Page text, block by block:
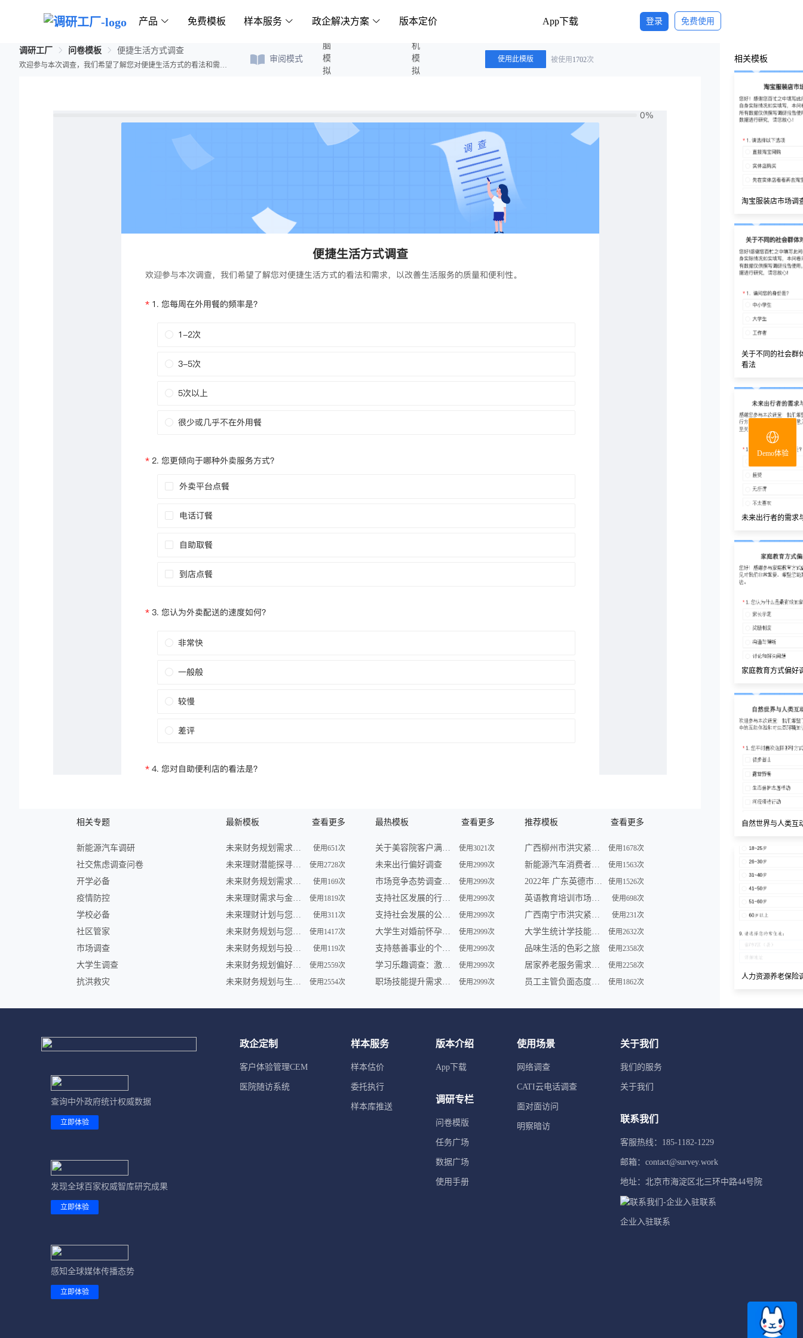
产品 免费模板 样本服务 政企解决方案 版本定价 App下载 登录 免费使用
调研工厂 问卷模板 便捷生活方式调查
欢迎参与本次调查，我们希望了解您对便捷生活方式的看法和需求，以改善生活服务的质量和便利性。
审阅模式
电脑模拟答题 手机模拟答题
使用此模版 被使用 1702次
相关专题
新能源汽车调研
社交焦虑调查问卷
开学必备
疫情防控
学校必备
社区管家
市场调查
大学生调查
抗洪救灾
最新模板 查看更多
未来财务规划需求调查 使用651次
未来理财潜能探寻调查 使用2728次
未来财务规划需求调查 使用169次
未来理财需求与金融形势调查 使用1819次
未来理财计划与您共享 | 金融服务调查 使用311次
未来财务规划与您——一场智慧之旅 使用1417次
未来财务规划与投资展望调查 使用119次
未来财务规划偏好及理财趋势调查 使用2559次
未来财务规划与生活愿景调查 使用2554次
最热模板 查看更多
关于美容院客户满意度的问卷调查 使用3021次
未来出行偏好调查 使用2999次
市场竞争态势调查问卷 使用2999次
支持社区发展的行动调查 使用2999次
支持社会发展的公益组织参与及需求调查 使用2999次
大学生对婚前怀孕认知调查 使用2999次
支持慈善事业的个人行为调查 使用2999次
学习乐趣调查：激发学员学习动力 使用2999次
职场技能提升需求调查 使用2999次
推荐模板 查看更多
广西柳州市洪灾紧急求助信息登记表 使用1678次
新能源汽车消费者购买车意向调查问卷 使用1563次
2022年 广东英德市洪灾紧急求助信息登记表 使用1526次
英语教育培训市场调查问卷表模板 使用698次
广西南宁市洪灾紧急求助信息登记表 使用231次
大学生统计学技能调查问卷 使用2632次
品味生活的色彩之旅 使用2358次
居家养老服务需求调研问卷 使用2258次
员工主管负面态度问卷 使用1862次
相关模板
淘宝服装店市场调
关于不同的社会群
看法
未来出行者的需求
家庭教育方式偏好
自然世界与人类互
人力资源养老保险
Demo体验
查询中外政府统计权威数据
立即体验
发现全球百家权威智库研究成果
立即体验
感知全球媒体传播态势
立即体验
政企定制
客户体验管理CEM
医院随访系统
样本服务
样本估价
委托执行
样本库推送
版本介绍
App下载
调研专栏
问卷模版
任务广场
数据广场
使用手册
使用场景
网络调查
CATI云电话调查
面对面访问
明察暗访
关于我们
我们的服务
关于我们
联系我们
客服热线：185-1182-1229
邮箱：contact@survey.work
地址：北京市海淀区北三环中路44号院
企业入驻联系